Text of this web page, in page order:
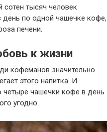
сотен тысяч человек
день по одной чашечке кофе,
печени.
к жизни
кофеманов значительно
этого напитка. И
четыре чашечки кофе в день
угодно.